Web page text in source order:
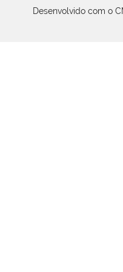
Desenvolvido com o